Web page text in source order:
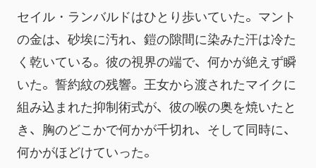
セイル・ランバルドはひとり歩いていた。マント
の金は、砂埃に汚れ、鎧の隙間に染みた汗は冷た
く乾いている。彼の視界の端で、何かが絶えず瞬
いた。誓約紋の残響。王女から渡されたマイクに
組み込まれた抑制術式が、彼の喉の奥を焼いたと
き、胸のどこかで何かが千切れ、そして同時に、
何かがほどけていった。